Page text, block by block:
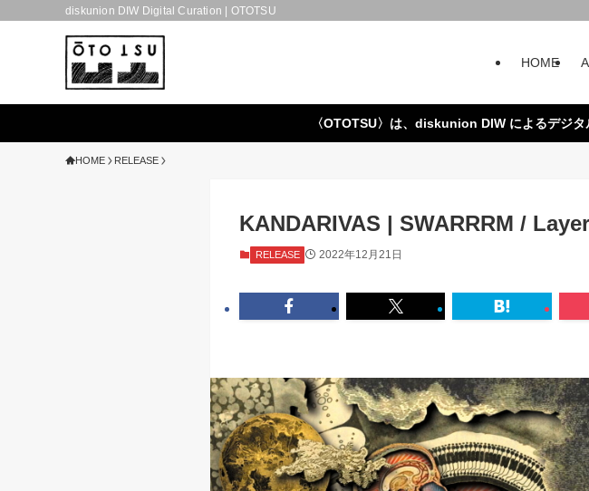
diskunion DIW Digital Curation | OTOTSU
HOME
〈OTOTSU〉は、diskunion DIW によるデジタ
HOME RELEASE
KANDARIVAS | SWARRRM /
RELEASE 2022年12月21日